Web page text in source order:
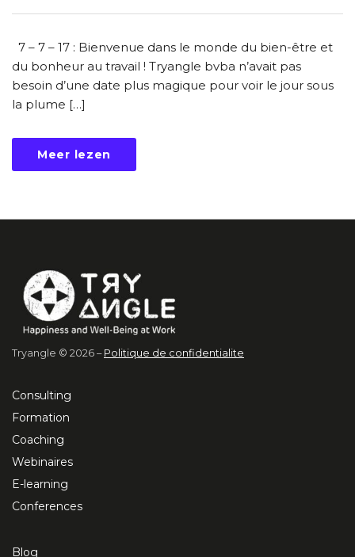
7 – 7 – 17 : Bienvenue dans le monde du bien-être et
du bonheur au travail ! Tryangle bvba n’avait pas
besoin d’une date plus magique pour voir le jour sous
la plume […]
Meer lezen
Tryangle © 2026 – Politique de confidentialite
Consulting
Formation
Coaching
Webinaires
E-learning
Conferences
Blog